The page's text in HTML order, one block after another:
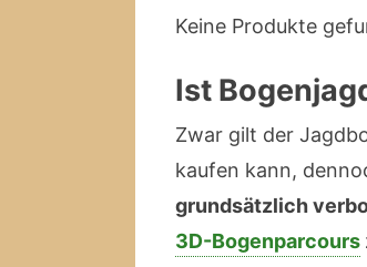
Keine Produkte
Ist
Zwar gilt der
kaufen kann,
grundsätzlich
3D-Bogenparcours